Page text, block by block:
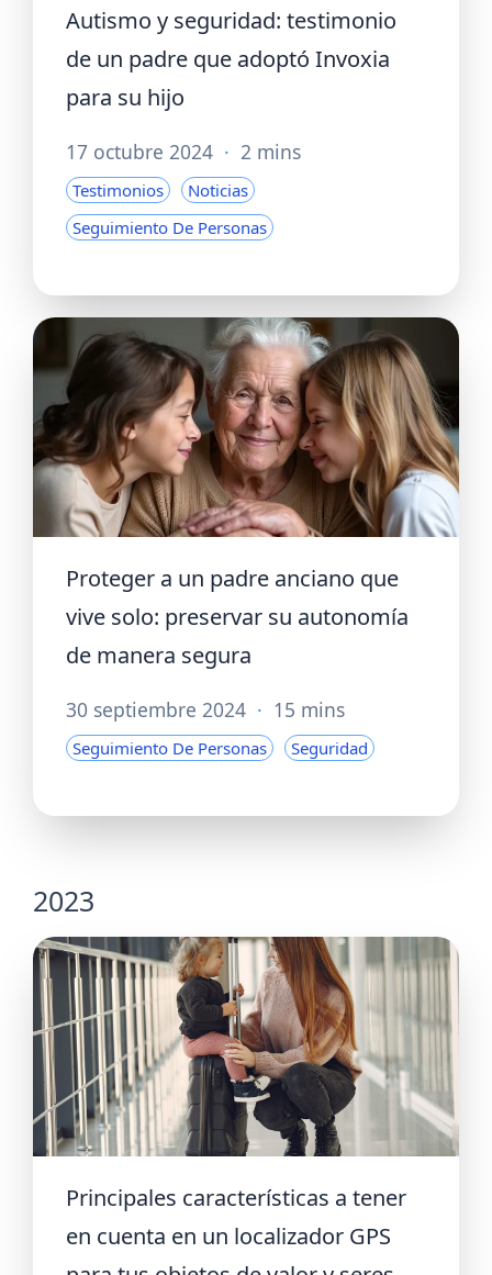
Autismo y seguridad: testimonio
de un padre que adoptó Invoxia
para su hijo
17 octubre 2024 · 2 mins
Testimonios
Noticias
Seguimiento De Personas
Proteger a un padre anciano que
vive solo: preservar su autonomía
de manera segura
30 septiembre 2024 · 15 mins
Seguimiento De Personas Seguridad
2023
Principales características a tener
en cuenta en un localizador GPS